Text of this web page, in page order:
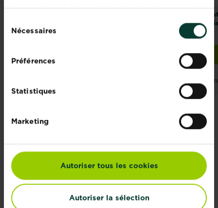
vous leur avez fournies ou qu'ils ont collectées
duNécessaires
Préférences
Statistiques
Marketing
Autoriser tous les cookies
Autoriser la sélection
organics engrais
Fertiligène performance organics engrais universel
stocks
MALADIES COURANTES DES
PLANTES
Explore all diseases
Types de plantes